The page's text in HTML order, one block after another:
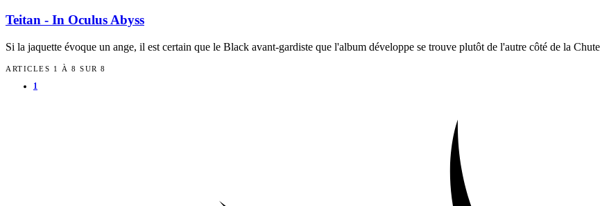
Teitan - In Oculus Abyss
Si la jaquette évoque un ange, il est certain que le Black avant-gardiste que l'album développe se trouve plutôt de l'autre côté de la
ARTICLES 1 À 8 SUR 8
1